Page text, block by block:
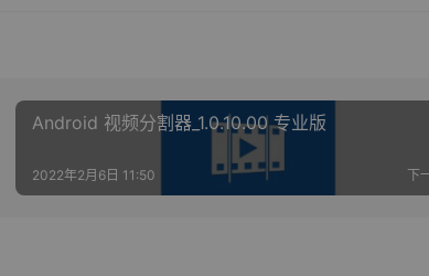
Android 视频分割器_1.0.10.00 专业版
下
2022年2月6日 11:50